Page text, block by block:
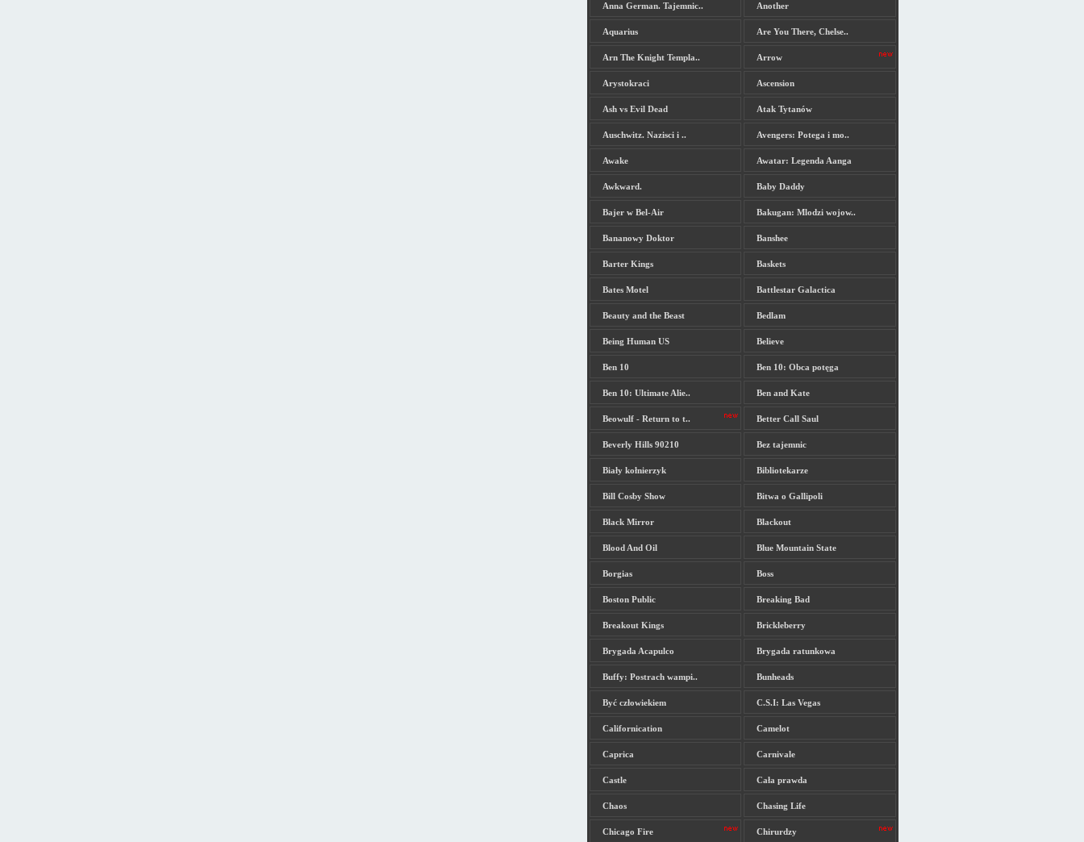
Anna German. Tajemnic.. Another
Aquarius Are You There, Chelse..
Arn The Knight Templa.. Arrow
Arystokraci Ascension
Ash vs Evil Dead Atak Tytanów
Auschwitz. Nazisci i .. Avengers: Potega i mo..
Awake Awatar: Legenda Aanga
Awkward. Baby Daddy
Bajer w Bel-Air Bakugan: Mlodzi wojow..
Bananowy Doktor Banshee
Barter Kings Baskets
Bates Motel Battlestar Galactica
Beauty and the Beast Bedlam
Being Human US Believe
Ben 10 Ben 10: Obca potęga
Ben 10: Ultimate Alie.. Ben and Kate
Beowulf - Return to t.. Better Call Saul
Beverly Hills 90210 Bez tajemnic
Biały kołnierzyk Bibliotekarze
Bill Cosby Show Bitwa o Gallipoli
Black Mirror Blackout
Blood And Oil Blue Mountain State
Borgias Boss
Boston Public Breaking Bad
Breakout Kings Brickleberry
Brygada Acapulco Brygada ratunkowa
Buffy: Postrach wampi.. Bunheads
Być człowiekiem C.S.I: Las Vegas
Californication Camelot
Caprica Carnivale
Castle Cała prawda
Chaos Chasing Life
Chicago Fire Chirurdzy